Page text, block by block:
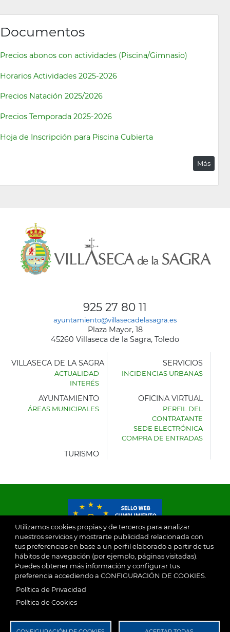
Documentos
Precios abonos con actividades (Piscina/Gimnasio)
Horarios Actividades 2025-2026
Precios Natación 2025/2026
Precios Temporada 2025-2026
Hoja de Inscripción para Piscina Cubierta
Más
Utilizamos cookies propias y de terceros para analizar
nuestros servicios y mostrarte publicidad relacionada con
tus preferencias en base a un perfil elaborado a partir de tus
hábitos de navegación (por ejemplo, páginas visitadas).
Puedes obtener más información y configurar tus
preferencia accediendo a CONFIGURACIÓN DE COOKIES.
Política de Privacidad
Política de Cookies
925 27 80 11
ayuntamiento@villasecadelasagra.es
Plaza Mayor, 18
45260 Villaseca de la Sagra, Toledo
AYUNTAMIENTO
VILLASECA DE LA SAGRA
ACTUALIDAD
INTERÉS
SERVICIOS
INCIDENCIAS URBANAS
AYUNTAMIENTO
ÁREAS MUNICIPALES
OFICINA VIRTUAL
PERFIL DEL
CONTRATANTE
SEDE ELECTRÓNICA
COMPRA DE ENTRADAS
TURISMO
© 2026
Ayuntamiento de Villaseca de la Sagra Aviso Legal